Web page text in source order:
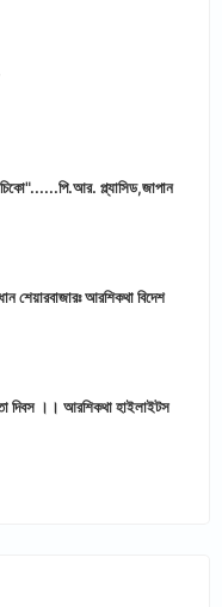
প্ল্যাসিড,জাপান
শেয়ারবাজারঃ আরশিকথা বিদেশ
দিবস ।। আরশিকথা হাইলাইটস